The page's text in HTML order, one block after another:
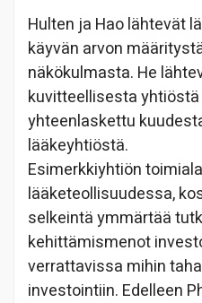
Hulten ja Hao lähtevät
käyvän arvon
näkökulmasta. He
kuvitteellisesta yhtiöstä
yhteenlaskettu
lääkeyhtiöstä.
Esimerkkiyhtiön
lääketeollisuudessa,
selkeintä ymmärtää
kehittämismenot
verrattavissa mihin
investointiin. Edelleen